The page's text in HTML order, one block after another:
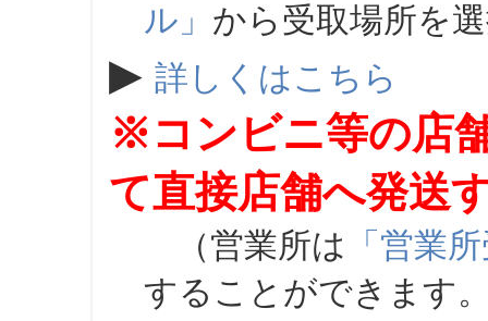
ル」 から受取場所を
▶ 詳しくはこちら
※コンビニ等の店
て直接店舗へ発送
（営業所は 「営業
することができます